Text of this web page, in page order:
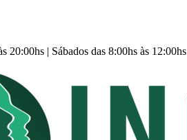
20:00hs | Sábados das 8:00hs às 12:00hs